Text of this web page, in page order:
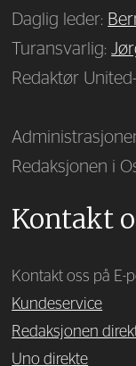
Daglig leder:
Turansvarlig:
Redaktør
Redaksjonen i
Kontakt
Kontakt oss på E-
Kundeservice
Redaksjonen
Uno direkte